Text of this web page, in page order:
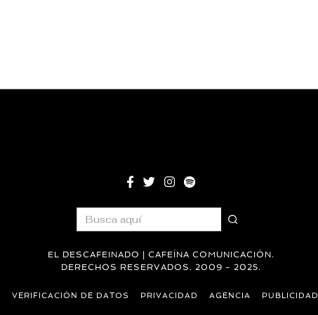
EL DESCAFEINADO | CAFEÍNA COMUNICACIÓN.
DERECHOS RESERVADOS. 2009 - 2025.
VERIFICACIÓN DE DATOS PRIVACIDAD AGENCIA PUBLICIDAD